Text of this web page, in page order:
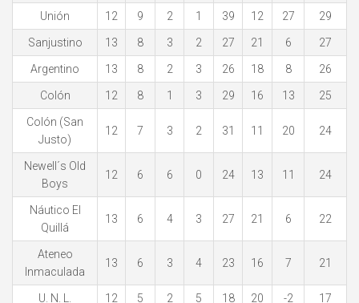
Unión 12 9 2 1 39 12 27 29
Sanjustino 13 8 3 2 27 21 6 27
Argentino 13 8 2 3 26 18 8 26
Colón 12 8 1 3 29 16 13 25
Colón (San
Justo)
12 7 3 2 31 11 20 24
Newell´s Old
Boys
12 6 6 0 24 13 11 24
Náutico El
Quillá
13 6 4 3 27 21 6 22
Ateneo
Inmaculada
13 6 3 4 23 16 7 21
U. N. L. 12 5 2 5 18 20 -2 17